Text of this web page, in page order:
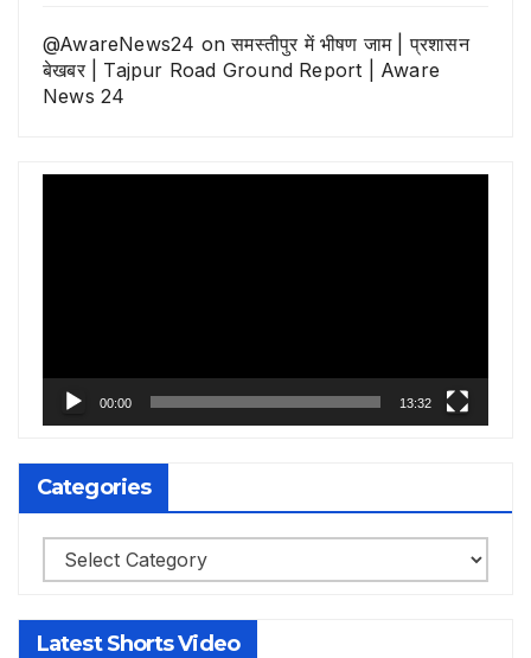
@AwareNews24 onसमस्तीपुर में भीषण जाम | प्रशासन
बेखबर | Tajpur Road Ground Report | Aware
News 24
00:00 13:32
Categories
Categories
Latest Shorts Video